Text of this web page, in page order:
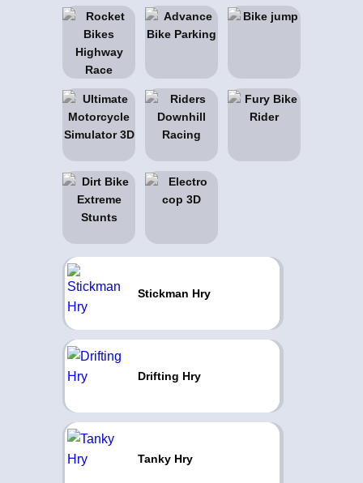
Stickman Hry
Drifting Hry
Tanky Hry